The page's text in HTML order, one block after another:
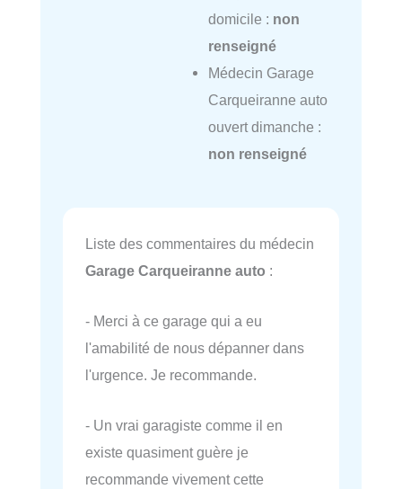
domicile : non
renseigné
Médecin Garage
Carqueiranne auto
ouvert dimanche :
non renseigné
Liste des commentaires du médecin
Garage Carqueiranne auto :
- Merci à ce garage qui a eu
l'amabilité de nous dépanner dans
l'urgence. Je recommande.
- Un vrai garagiste comme il en
existe quasiment guère je
recommande vivement cette